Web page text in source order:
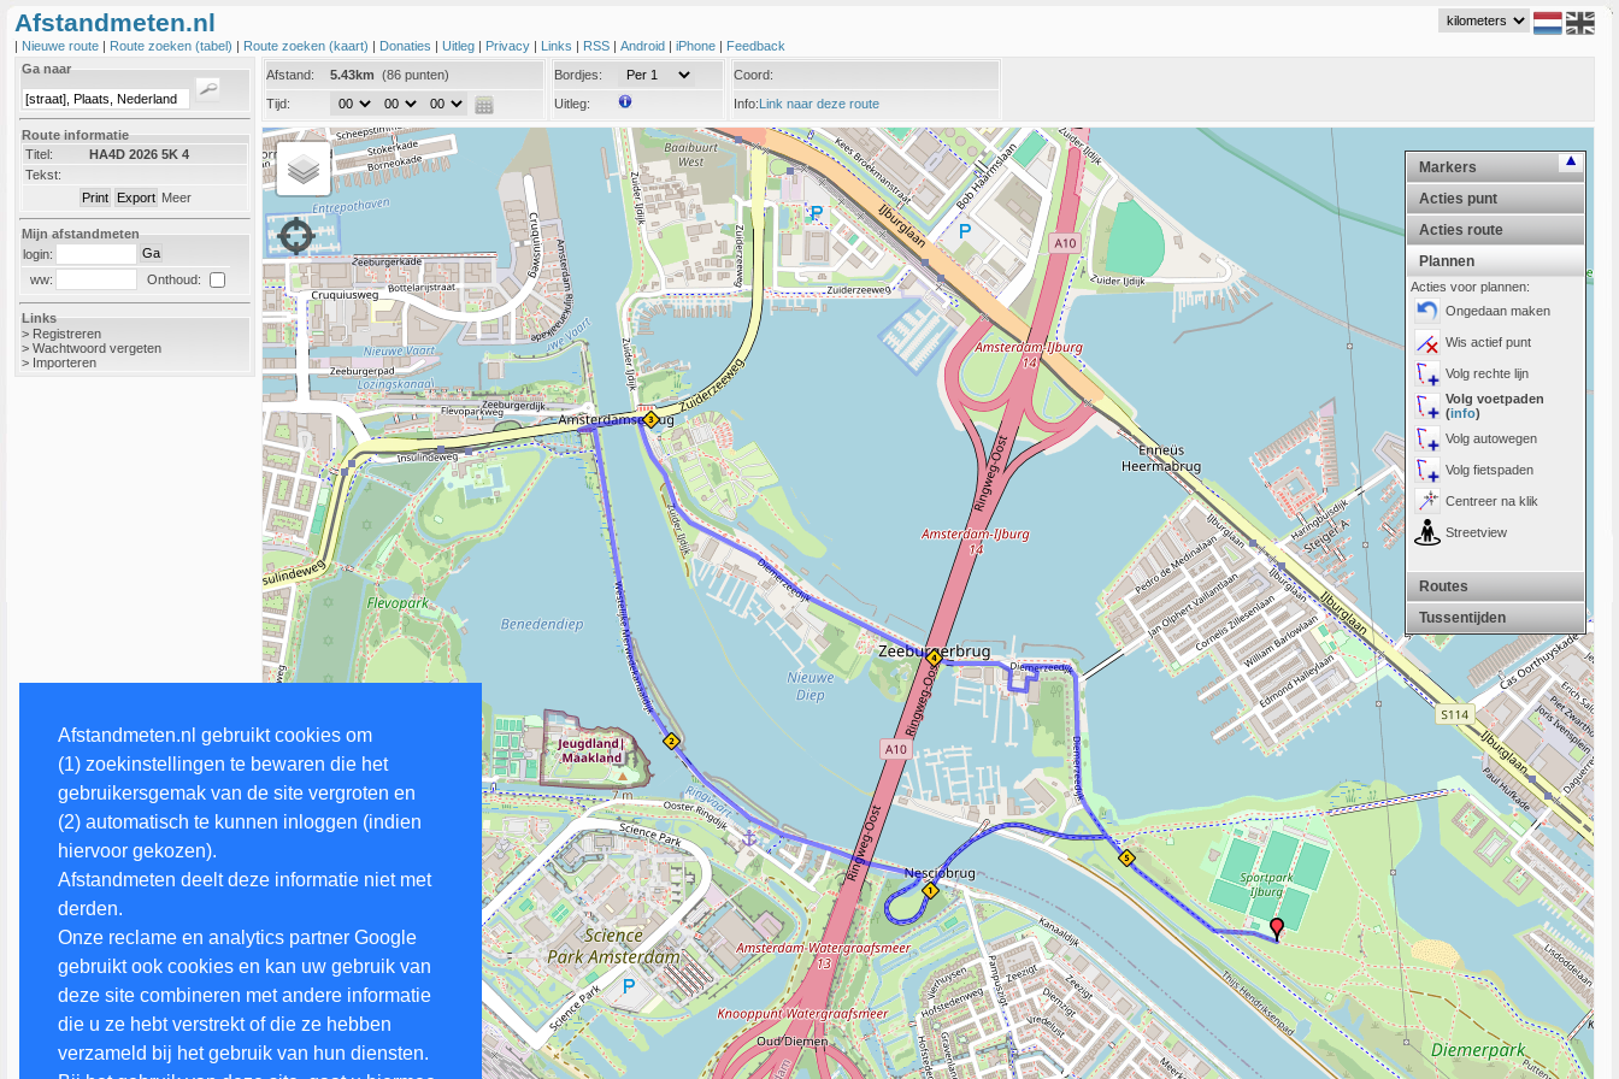
Afstandmeten.nl gebruikt cookies om
(1) zoekinstellingen te bewaren die het
gebruikersgemak van de site vergroten en
(2) automatisch te kunnen inloggen (indien
hiervoor gekozen).
Afstandmeten deelt deze informatie niet met
derden.
Onze reclame en analytics partner Google
gebruikt ook cookies en kan uw gebruik van
deze site combineren met andere informatie
die u ze hebt verstrekt of die ze hebben
verzameld bij het gebruik van hun diensten.
Afstandmeten.nl
| Nieuwe route | Route zoeken (tabel) | Route zoeken (kaart) | Donaties | Uitleg | Privacy | Links | RSS | Android | iPhone | Feedback
Ga naar
Route informatie
Titel:
HA4D 2026 5K 4
Tekst:
Meer
Mijn afstandmeten
login:
ww:
Onthoud:
Links
> Registreren
> Wachtwoord vergeten
> Importeren
Afstand: 5.43km
(86 punten)
Tijd:
Bordjes:
Uitleg:
Coord:
Info:Link naar deze route
Markers
Acties punt
Acties route
Plannen
Acties voor plannen:
Ongedaan maken
Wis actief punt
Volg rechte lijn
Volg voetpaden
(info)
Volg autowegen
Volg fietspaden
Centreer na klik
Streetview
Routes
Tussentijden